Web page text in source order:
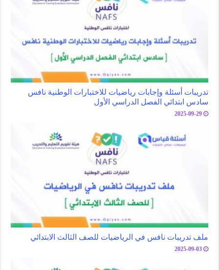
تدريبات أسئلة وإجابات رياضيات للاختبارات الوطنية نافس
سادس ابتدائي الفصل الدراسي الأول
2025-09-29
ملف تدريبات نافس في الرياضيات للصف الثالث الابتدائي
2025-09-03